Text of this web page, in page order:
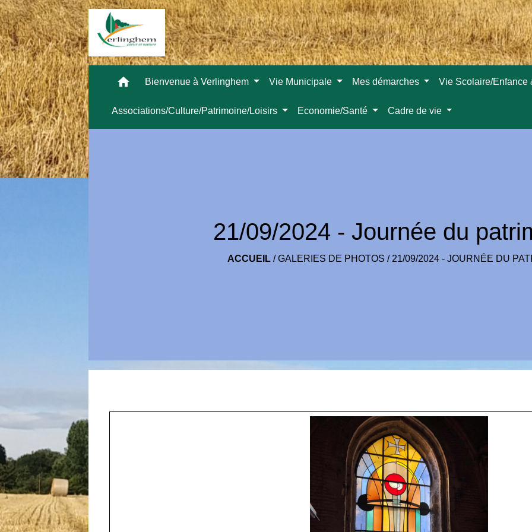
home Bienvenue à Verlinghem Vie Municipale Mes démarches Vie Scolaire/Enfance
Associations/Culture/Patrimoine/Loisirs Economie/Santé Cadre de vie
21/09/2024 - Journée du
ACCUEIL /GALERIES DE PHOTOS / 21/09/2024 - JOURNÉE DU